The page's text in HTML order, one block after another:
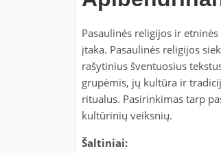
Pasaulinės religijos ir
įtaka. Pasaulinės religijos
rašytinius šventuosius
grupėmis, jų kultūra ir
ritualus. Pasirinkimas tarp
kultūrinių veiksnių.
Šaltiniai: